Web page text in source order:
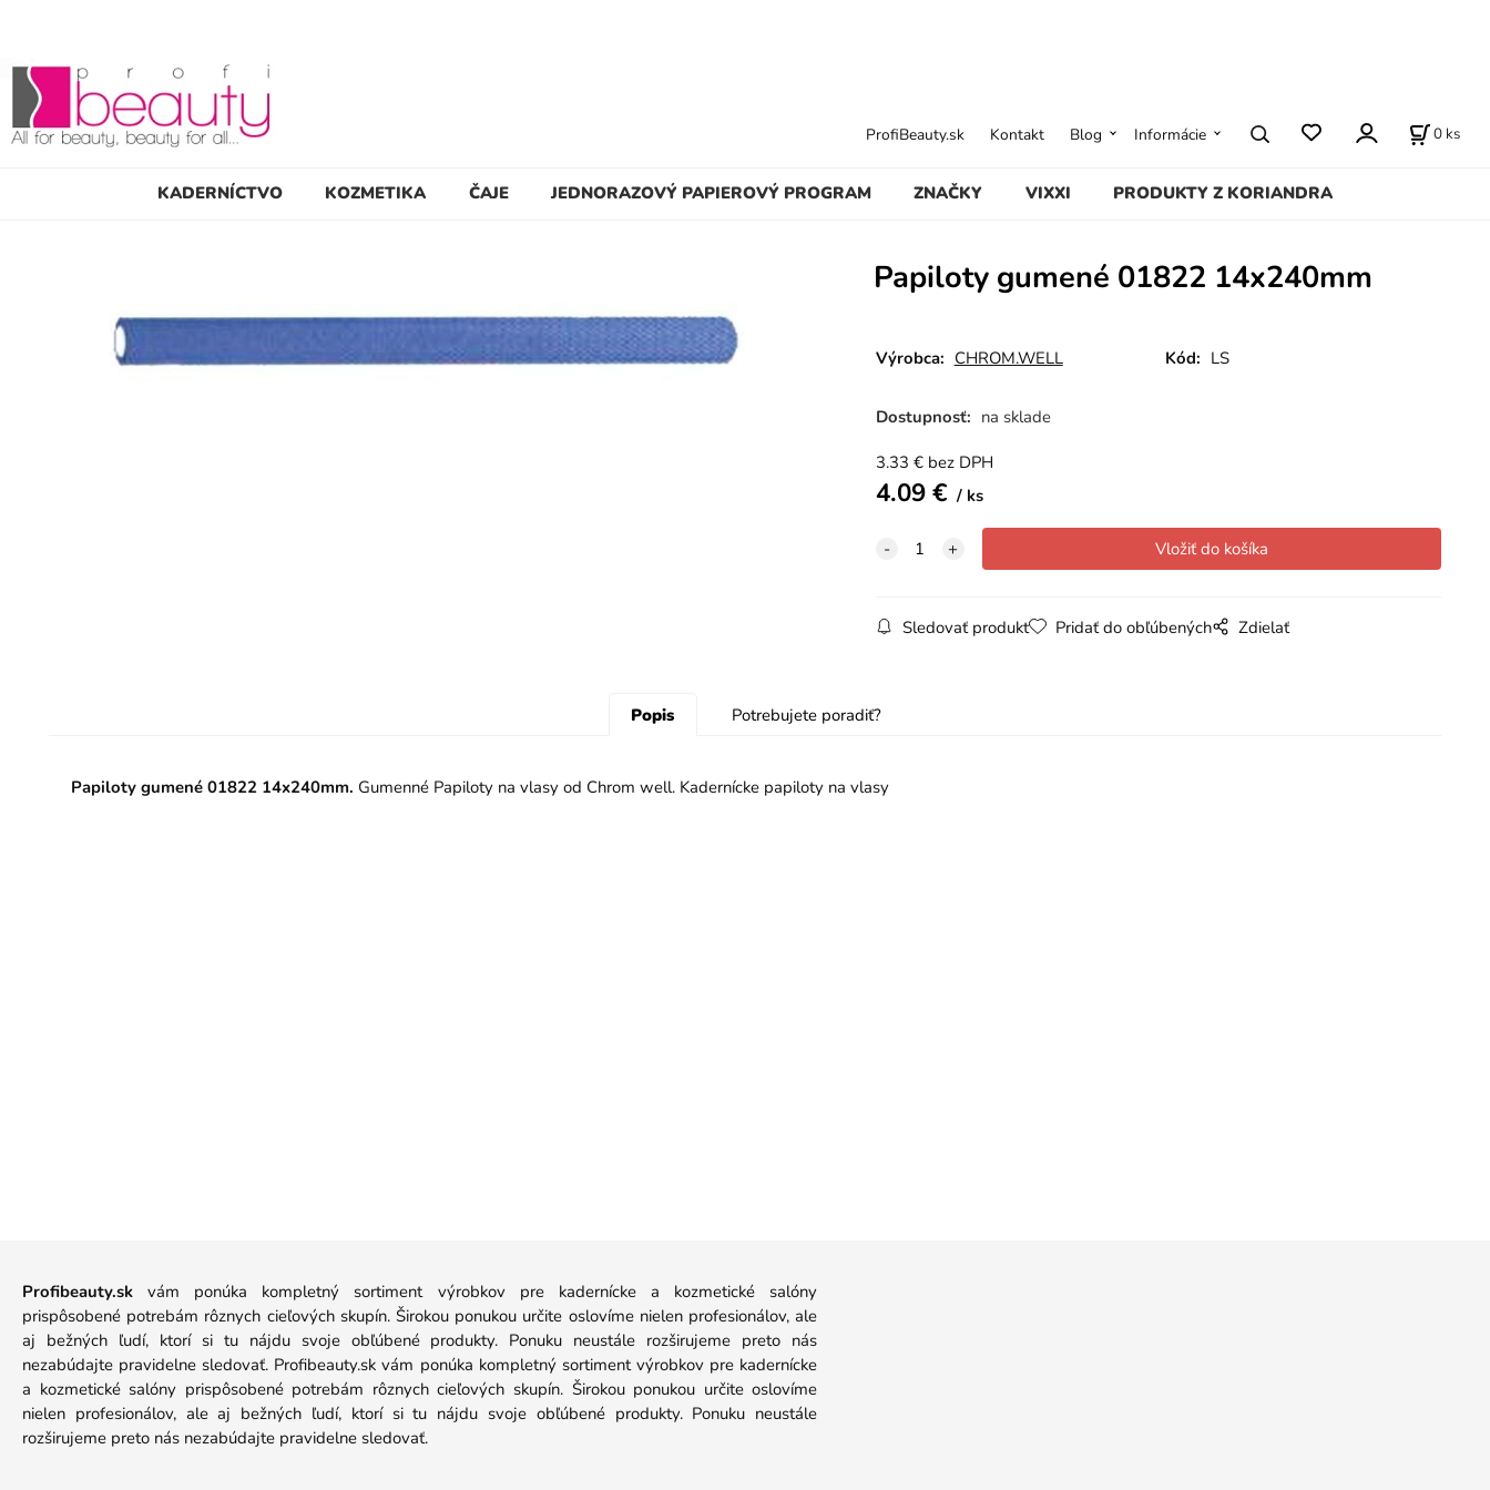
KADERNÍCTVO KOZMETIKA ČAJE JEDNORAZOVÝ PAPIEROVÝ PROGRAM ZNAČKY VIXXI PRODUKTY Z KORIANDRA
ProfiBeauty.sk Kontakt Blog Informácie 0 ks
Papiloty gumené 01822 14x240mm
Výrobca: CHROM.WELL Kód: LS
Dostupnosť: na sklade
3.33 € bez DPH
4.09€ ks
Sledovať produkt Pridať do obľúbených Zdielať
Popis Potrebujete poradiť?
Papiloty gumené 01822 14x240mm. Gumenné Papiloty na vlasy od Chrom well. Kadernícke papiloty na vlasy
Profibeauty.sk vám ponúka kompletný sortiment výrobkov pre kadernícke a kozmetické salóny
prispôsobené potrebám rôznych cieľových skupín. Širokou ponukou určite oslovíme nielen profesionálov, ale
aj bežných ľudí, ktorí si tu nájdu svoje obľúbené produkty. Ponuku neustále rozširujeme preto nás
nezabúdajte pravidelne sledovať. Profibeauty.sk vám ponúka kompletný sortiment výrobkov pre kadernícke
a kozmetické salóny prispôsobené potrebám rôznych cieľových skupín. Širokou ponukou určite oslovíme
nielen profesionálov, ale aj bežných ľudí, ktorí si tu nájdu svoje obľúbené produkty. Ponuku neustále
rozširujeme preto nás nezabúdajte pravidelne sledovať.